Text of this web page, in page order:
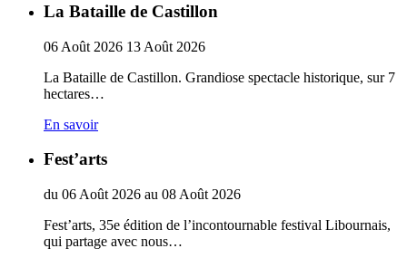
La Bataille de Castillon
06 Août 2026 13 Août 2026
La Bataille de Castillon. Grandiose spectacle historique, sur 7
hectares…
En savoir
Fest’arts
du 06 Août 2026 au 08 Août 2026
Fest’arts, 35e édition de l’incontournable festival Libournais,
qui partage avec nous…